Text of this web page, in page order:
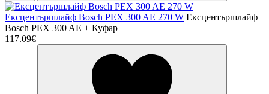
Ексцентършлайф Bosch PEX 300 AE 270 W Ексцентършлайф
Bosch PEX 300 AE + Куфар
117.09€